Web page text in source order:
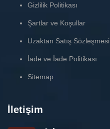
Gizlilik Politikası
Şartlar ve Koşullar
Uzaktan Satış Sözleşmesi
İade ve İade Politikası
Sitemap
İletişim